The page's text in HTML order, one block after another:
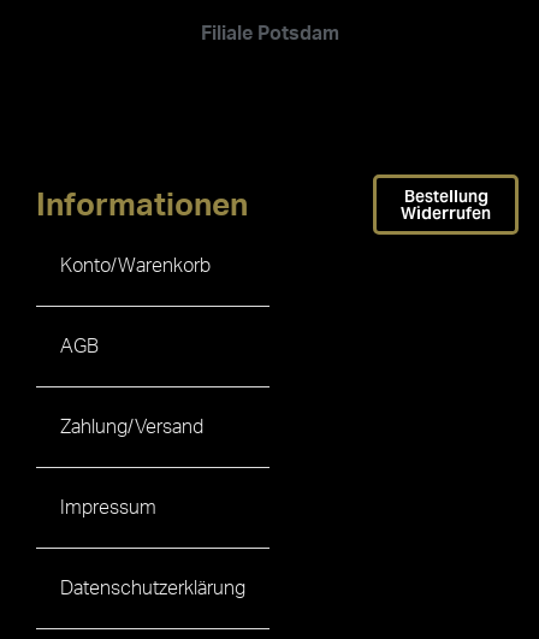
Filiale Potsdam
Informationen
Konto/Warenkorb
AGB
Zahlung/Versand
Impressum
Datenschutzerklärung
Bestellung
Widerrufen